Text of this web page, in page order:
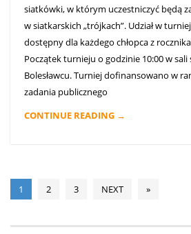
siatkówki, w którym uczestniczyć będą
w siatkarskich „trójkach”. Udział w
dostępny dla każdego chłopca z
Początek turnieju o godzinie 10:00 w
Bolesławcu. Turniej dofinansowano w
zadania publicznego
CONTINUE READING →
1 2 3 NEXT »